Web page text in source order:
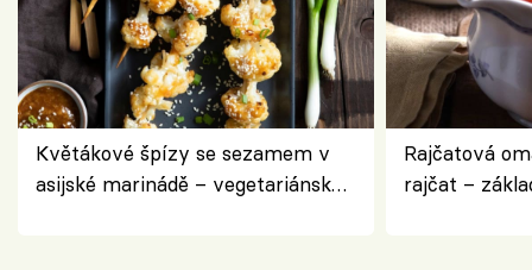
Květákové špízy se sezamem v
asijské marinádě – vegetariánská
Rajčatová
rajčat –